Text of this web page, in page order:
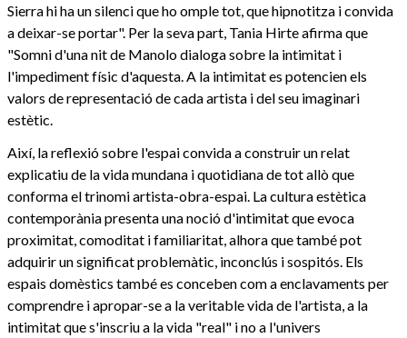
Sierra hi ha un silenci que ho omple tot, que hipnotitza i convida
a deixar-se portar". Per la seva part, Tania Hirte afirma que
"Somni d'una nit de Manolo dialoga sobre la intimitat i
l'impediment físic d'aquesta. A la intimitat es potencien els
valors de representació de cada artista i del seu imaginari
estètic.
Així, la reflexió sobre l'espai convida a construir un relat
explicatiu de la vida mundana i quotidiana de tot allò que
conforma el trinomi artista-obra-espai. La cultura estètica
contemporània presenta una noció d'intimitat que evoca
proximitat, comoditat i familiaritat, alhora que també pot
adquirir un significat problemàtic, inconclús i sospitós. Els
espais domèstics també es conceben com a enclavaments per
comprendre i apropar-se a la veritable vida de l'artista, a la
intimitat que s'inscriu a la vida "real" i no a l'univers